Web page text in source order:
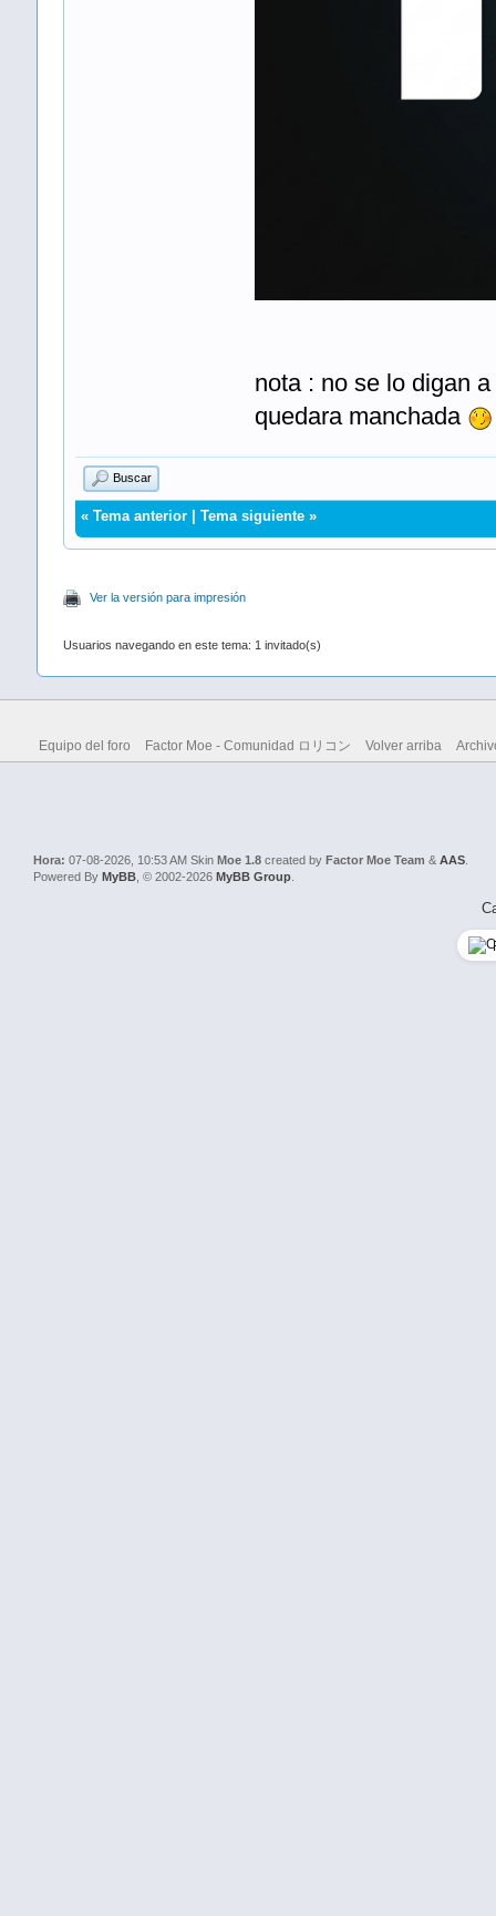
nota : no se lo digan
quedara manchada
Buscar
«Tema anterior |Tema siguiente »
Ver la versión para impresión
Usuarios navegando en este tema: 1 invitado(s)
Equipo del foro Factor Moe - Comunidad ロリコン Volver arriba
Hora: 07-08-2026, 10:53 AMSkin Moe 1.8 created by Factor Moe Team &AAS
Powered By MyBB , © 2002-2026 MyBB Group